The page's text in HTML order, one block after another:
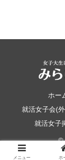
ホー
就活女子会(
就活女子
©
メニュー ホ